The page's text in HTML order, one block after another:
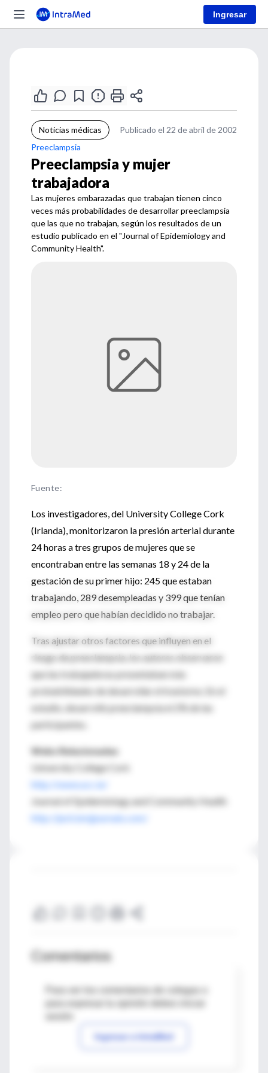
Ingresar
Noticias médicas
Publicado el 22 de abril de 2002
Preeclampsia
Preeclampsia y mujer
trabajadora
Las mujeres embarazadas que trabajan tienen cinco
veces más probabilidades de desarrollar preeclampsia
que las que no trabajan, según los resultados de un
estudio publicado en el "Journal of Epidemiology and
Community Health".
Fuente:
Los investigadores, del University College Cork
(Irlanda), monitorizaron la presión arterial durante
24 horas a tres grupos de mujeres que se
encontraban entre las semanas 18 y 24 de la
gestación de su primer hijo: 245 que estaban
trabajando, 289 desempleadas y 399 que tenían
empleo pero que habían decidido no trabajar.
Tras ajustar otros factores que influyen en el
riesgo de preeclampsia, los autores observaron
que las trabajadoras presentaban más
probabilidades de desarrollar el trastorno. En el
estudio, desarrolló preeclampsia el 2% de las
participantes.
Webs Relacionadas
University College Cork
http://www.ucc.ie/
Journal of Epidemiology and Community Health
http://jech.bmjjournals.com/
Comentarios
Para ver los comentarios de colegas o
Ingresar a IntraMed